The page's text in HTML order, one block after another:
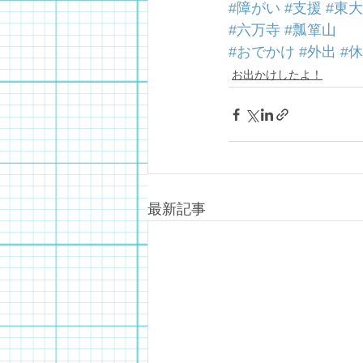
#障がい #支援 #東
#六万寺 #瓢箪山
#おでかけ #外出 #
お出かけしたよ！
最新記事